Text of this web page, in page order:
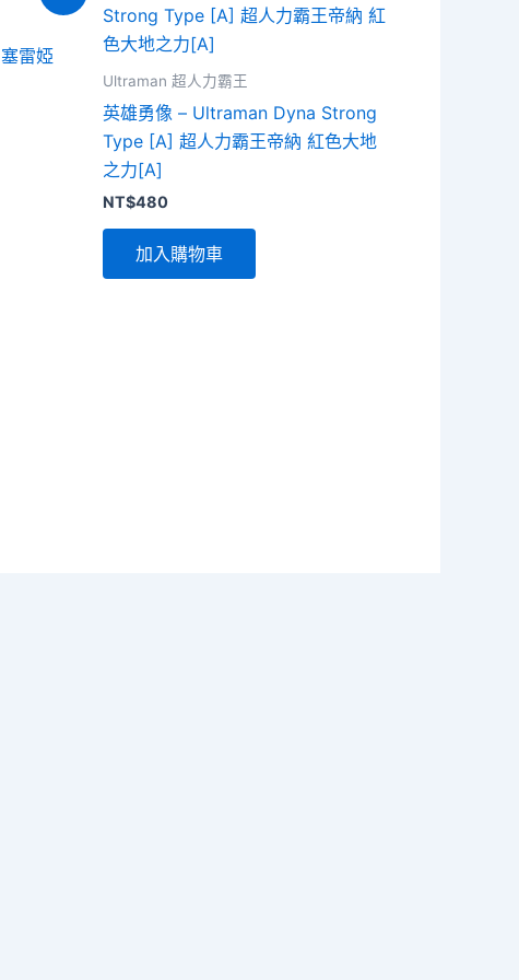
雷婭
。
Ultraman 超人力霸王
英雄勇像 – Ultraman Dyna Strong
Type [A] 超人力霸王帝納 紅色大地
之力[A]
NT$480
加入購物車